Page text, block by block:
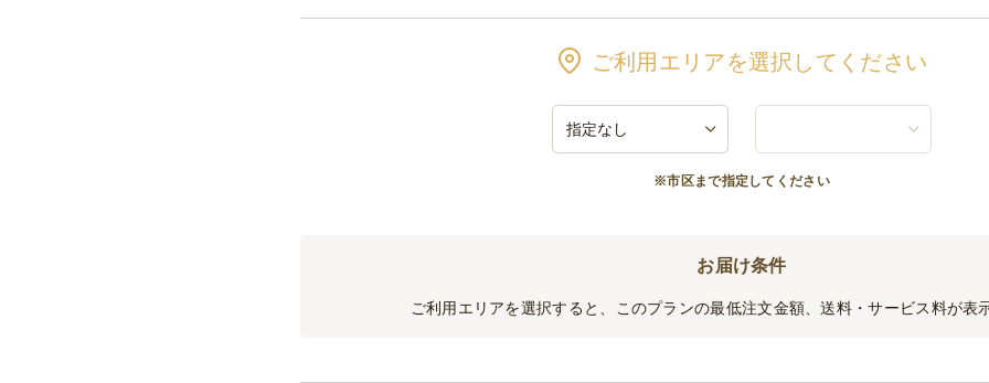
ご利用エリアを選択してください
※市区まで指定してください
お届け条件
ご利用エリアを選択すると、このプランの最低注文金額、送料・サービス料が表